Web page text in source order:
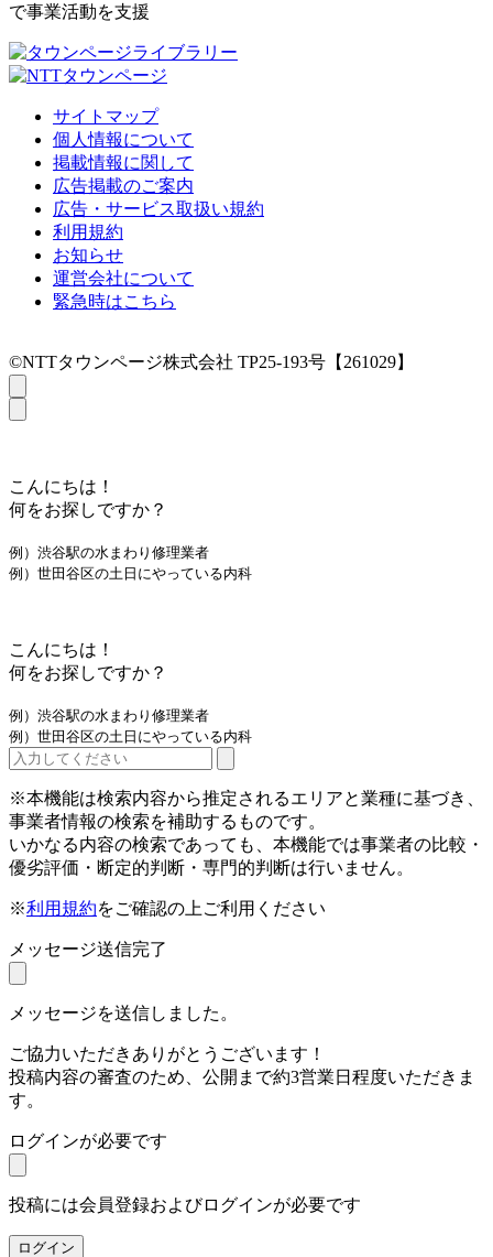
で事業活動を支援
サイトマップ
個人情報について
掲載情報に関して
広告掲載のご案内
広告・サービス取扱い規約
利用規約
お知らせ
運営会社について
緊急時はこちら
©NTTタウンページ株式会社 TP25-193号【261029】
こんにちは！
何をお探しですか？
例）渋谷駅の水まわり修理業者
例）世田谷区の土日にやっている内科
こんにちは！
何をお探しですか？
例）渋谷駅の水まわり修理業者
例）世田谷区の土日にやっている内科
※本機能は検索内容から推定されるエリアと業種に基づき、
事業者情報の検索を補助するものです。
いかなる内容の検索であっても、本機能では事業者の比較・
優劣評価・断定的判断・専門的判断は行いません。
※利用規約をご確認の上ご利用ください
メッセージ送信完了
メッセージを送信しました。
ご協力いただきありがとうございます！
投稿内容の審査のため、公開まで約3営業日程度いただきま
す。
ログインが必要です
投稿には会員登録およびログインが必要です
ログイン